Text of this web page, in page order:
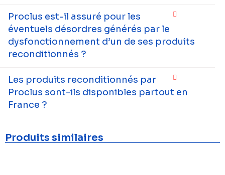
Proclus est-il assuré pour les
éventuels désordres générés par le
dysfonctionnement d’un de ses produits
reconditionnés ?
Les produits reconditionnés par
Proclus sont-ils disponibles partout en
France ?
Produits similaires